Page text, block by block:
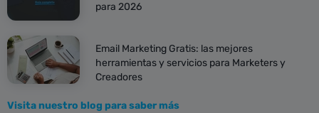
para 2026
Email Marketing Gratis: las mejores
herramientas y servicios para Marketers y
Creadores
Visita nuestro blog para saber más